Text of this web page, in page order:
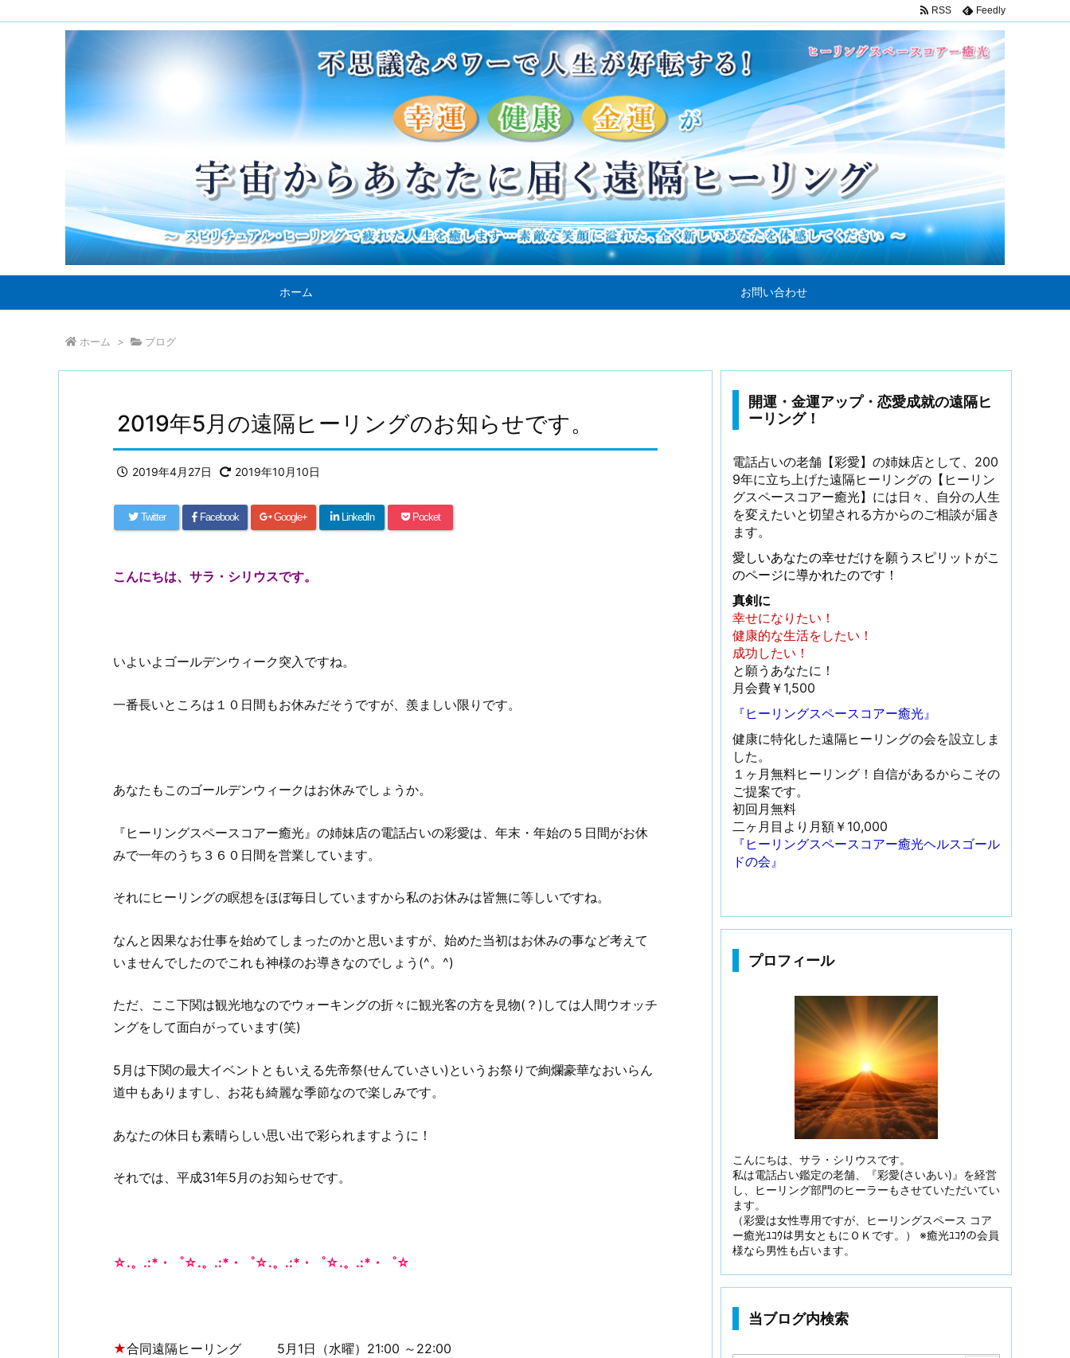
ホーム お問い合わせ
RSS Feedly
ホーム > ブログ
2019年5月の遠隔ヒーリングのお知らせです。
2019年4月27日 2019年10月10日
Twitter Facebook Google+ LinkedIn Pocket
こんにちは、サラ・シリウスです。
いよいよゴールデンウィーク突入ですね。
一番長いところは１０日間もお休みだそうですが、羨ましい限りです。
あなたもこのゴールデンウィークはお休みでしょうか。
『ヒーリングスペースコアー癒光』の姉妹店の電話占いの彩愛は、年末・年始の５日間がお休
みで一年のうち３６０日間を営業しています。
それにヒーリングの瞑想をほぼ毎日していますから私のお休みは皆無に等しいですね。
なんと因果なお仕事を始めてしまったのかと思いますが、始めた当初はお休みの事など考えて
いませんでしたのでこれも神様のお導きなのでしょう(^。^)
ただ、ここ下関は観光地なのでウォーキングの折々に観光客の方を見物(？)しては人間ウオッチ
ングをして面白がっています(笑)
5月は下関の最大イベントともいえる先帝祭(せんていさい)というお祭りで絢爛豪華なおいらん
道中もありますし、お花も綺麗な季節なので楽しみです。
あなたの休日も素晴らしい思い出で彩られますように！
それでは、平成31年5月のお知らせです。
☆.。.:*・゜☆.。.:*・゜☆.。.:*・゜☆.。.:*・゜☆
★合同遠隔ヒーリング 5月1日（水曜）21:00 ～22:00
開運・金運アップ・恋愛成就の遠隔ヒ
ーリング！
電話占いの老舗【彩愛】の姉妹店として、200
9年に立ち上げた遠隔ヒーリングの【ヒーリン
グスペースコアー癒光】には日々、自分の人生
を変えたいと切望される方からのご相談が届き
ます。
愛しいあなたの幸せだけを願うスピリットがこ
のページに導かれたのです！
真剣に
幸せになりたい！
健康的な生活をしたい！
成功したい！
と願うあなたに！
月会費￥1,500
『ヒーリングスペースコアー癒光』
健康に特化した遠隔ヒーリングの会を設立しま
した。
１ヶ月無料ヒーリング！自信があるからこその
ご提案です。
初回月無料
二ヶ月目より月額￥10,000
『ヒーリングスペースコアー癒光ヘルスゴール
ドの会』
プロフィール
こんにちは、サラ・シリウスです。
私は電話占い鑑定の老舗、『彩愛(さいあい)』を経営
し、ヒーリング部門のヒーラーもさせていただいてい
ます。
（彩愛は女性専用ですが、ヒーリングスペース コア
ー癒光ﾕｺｳは男女ともにＯＫです。） ※癒光ﾕｺｳの会員
様なら男性も占います。
当ブログ内検索